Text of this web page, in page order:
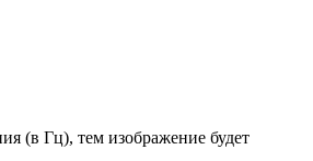
(в Гц), тем изображение будет